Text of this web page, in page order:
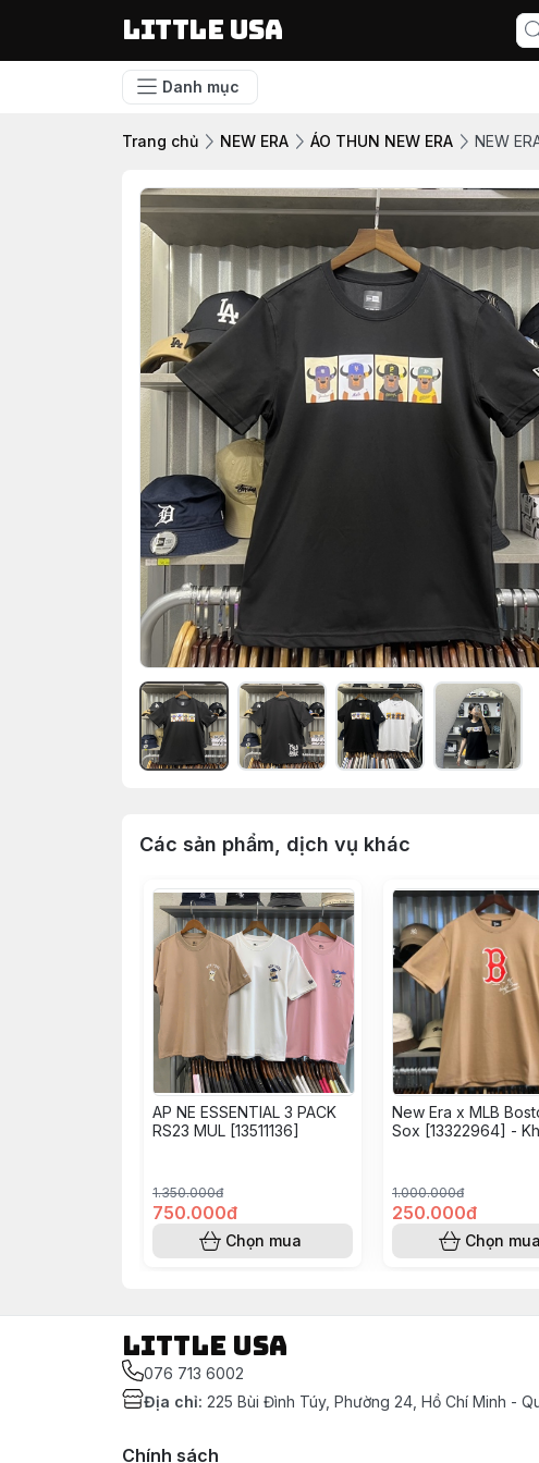
LITTLE USA
Danh mục
Trang chủ NEW ERA ÁO THUN NEW ERA NEW
Các sản phẩm, dịch vụ khác
AP NE ESSENTIAL 3 PACK
RS23 MUL [13511136]
1.350.000đ
750.000đ
Chọn mua
New Era x MLB
Sox [13322964] -
1.000.000đ
250.000đ
Chọn mua
LITTLE USA
076 713 6002
Địa chỉ: 225 Bùi Đình Túy, Phường 24, Hồ Chí Minh -
Chính sách